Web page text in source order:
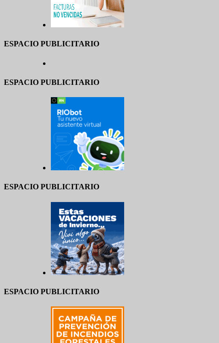
ESPACIO PUBLICITARIO
ESPACIO PUBLICITARIO
ESPACIO PUBLICITARIO
ESPACIO PUBLICITARIO